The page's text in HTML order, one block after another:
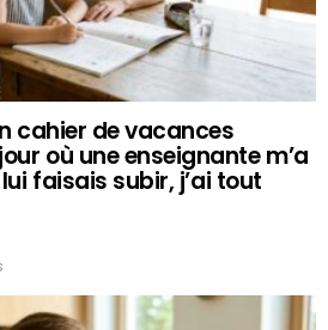
cahier de vacances
où une enseignante m’a
faisais subir, j’ai tout